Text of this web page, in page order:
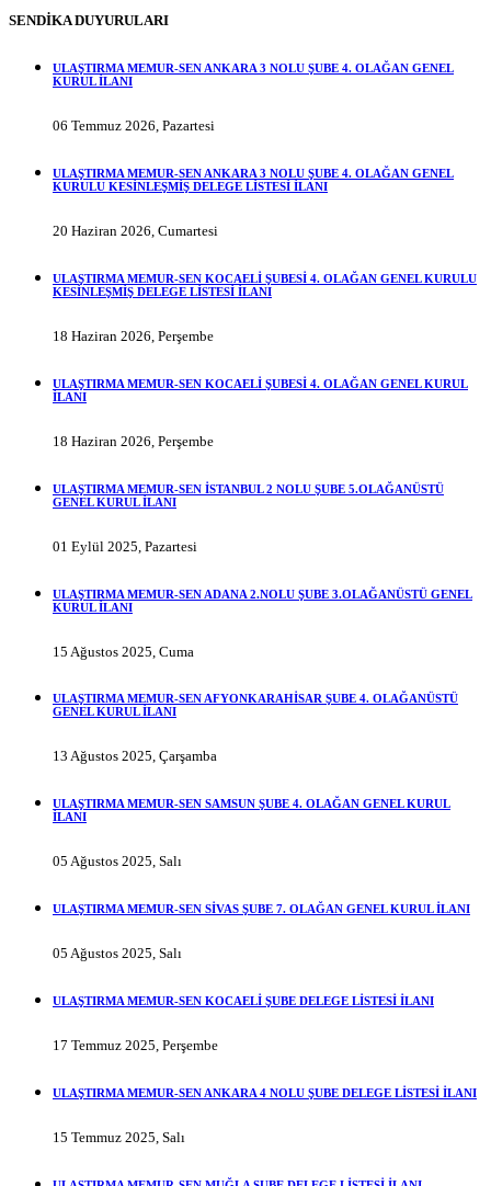
SENDİKA DUYURULARI
ULAŞTIRMA MEMUR-SEN ANKARA 3 NOLU ŞUBE 4. OLAĞAN GENEL
KURUL İLANI
06 Temmuz 2026, Pazartesi
ULAŞTIRMA MEMUR-SEN ANKARA 3 NOLU ŞUBE 4. OLAĞAN GENEL
KURULU KESİNLEŞMİŞ DELEGE LİSTESİ İLANI
20 Haziran 2026, Cumartesi
ULAŞTIRMA MEMUR-SEN KOCAELİ ŞUBESİ 4. OLAĞAN GENEL KURULU
KESİNLEŞMİŞ DELEGE LİSTESİ İLANI
18 Haziran 2026, Perşembe
ULAŞTIRMA MEMUR-SEN KOCAELİ ŞUBESİ 4. OLAĞAN GENEL KURUL
İLANI
18 Haziran 2026, Perşembe
ULAŞTIRMA MEMUR-SEN İSTANBUL 2 NOLU ŞUBE 5.OLAĞANÜSTÜ
GENEL KURUL İLANI
01 Eylül 2025, Pazartesi
ULAŞTIRMA MEMUR-SEN ADANA 2.NOLU ŞUBE 3.OLAĞANÜSTÜ GENEL
KURUL İLANI
15 Ağustos 2025, Cuma
ULAŞTIRMA MEMUR-SEN AFYONKARAHİSAR ŞUBE 4. OLAĞANÜSTÜ
GENEL KURUL İLANI
13 Ağustos 2025, Çarşamba
ULAŞTIRMA MEMUR-SEN SAMSUN ŞUBE 4. OLAĞAN GENEL KURUL
İLANI
05 Ağustos 2025, Salı
ULAŞTIRMA MEMUR-SEN SİVAS ŞUBE 7. OLAĞAN GENEL KURUL İLANI
05 Ağustos 2025, Salı
ULAŞTIRMA MEMUR-SEN KOCAELİ ŞUBE DELEGE LİSTESİ İLANI
17 Temmuz 2025, Perşembe
ULAŞTIRMA MEMUR-SEN ANKARA 4 NOLU ŞUBE DELEGE LİSTESİ İLANI
15 Temmuz 2025, Salı